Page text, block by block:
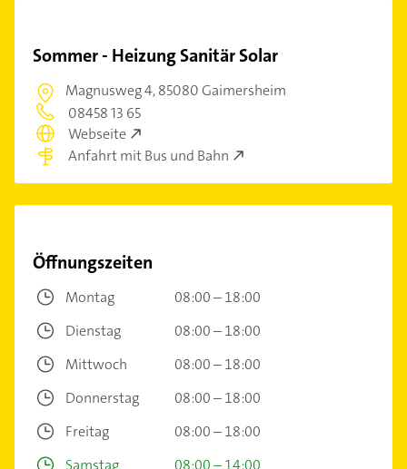
Sommer - Heizung Sanitär Solar
Magnusweg 4,85080 Gaimersheim
08458 13 65
Webseite
Anfahrt mit Bus und Bahn
Öffnungszeiten
Montag
08:00 – 18:00
Dienstag
08:00 – 18:00
Mittwoch
08:00 – 18:00
Donnerstag
08:00 – 18:00
Freitag
08:00 – 18:00
Samstag
08:00 – 14:00